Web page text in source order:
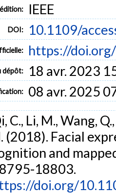
IEEE
DOI: 10.1109/
https://
dépôt: 18 avr. 2023
08 avr. 2025
C., Li, M., Wang,
(2018). Facial
and
18803.
doi.org/